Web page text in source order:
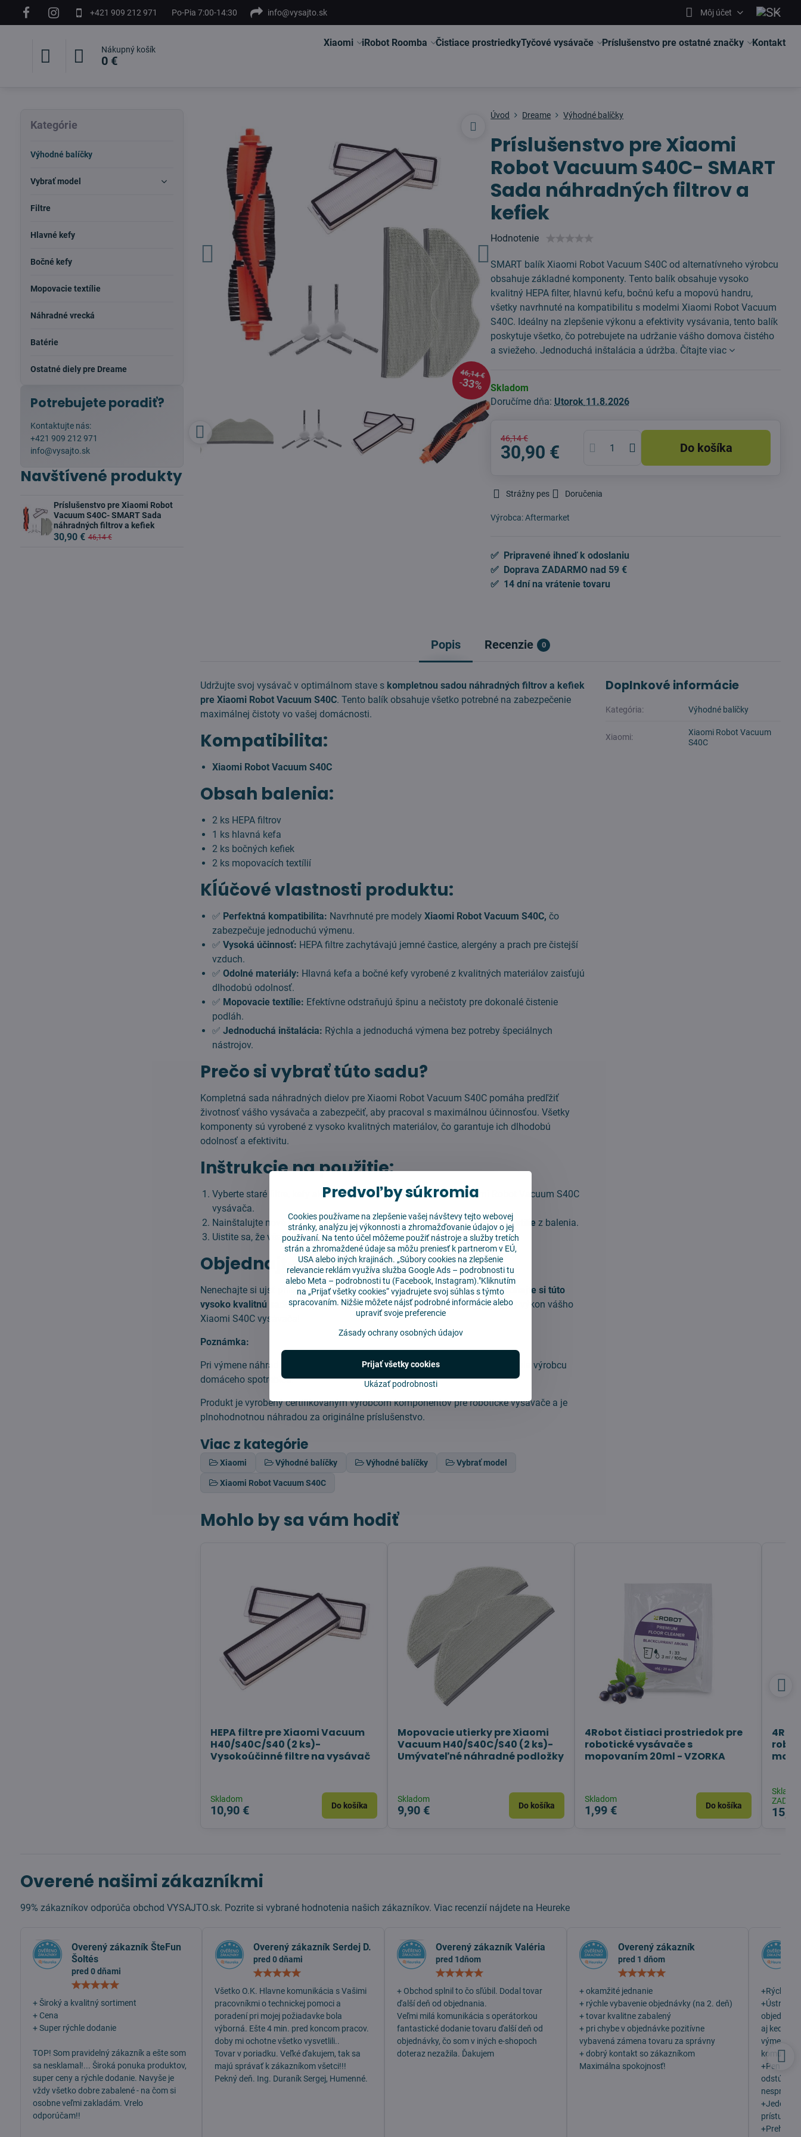
+421 909 212 971 Po-Pia 7:00-14:30 info@vysajto.sk Môj účet
Nákupný košík
0 €
Xiaomi iRobot Roomba Čistiace prostriedkyTyčové vysávače Príslušenstvo pre ostatné značky Kontakt
46,14 €
33%
Úvod Dreame Výhodné balíčky
Príslušenstvo pre Xiaomi
Robot Vacuum S40C- SMART
Sada náhradných filtrov a
kefiek
Hodnotenie
SMART balík Xiaomi Robot Vacuum S40C od alternatívneho výrobcu
obsahuje základné komponenty. Tento balík obsahuje vysoko
kvalitný HEPA filter, hlavnú kefu, bočnú kefu a mopovú handru,
všetky navrhnuté na kompatibilitu s modelmi Xiaomi Robot Vacuum
S40C. Ideálny na zlepšenie výkonu a efektivity vysávania, tento balík
poskytuje všetko, čo potrebujete na udržanie vášho domova čistého
a sviežeho. Jednoduchá inštalácia a údržba. Čítajte viac
Skladom
Doručíme dňa: Utorok 11.8.2026
46,14 €
30,90 € Do košíka
Strážny pes Doručenia
Výrobca:Aftermarket
✅ Pripravené ihneď k odoslaniu
✅ Doprava ZADARMO nad 59 €
✅ 14 dní na vrátenie tovaru
Popis Recenzie 0
Udržujte svoj vysávač v optimálnom stave s kompletnou sadou náhradných filtrov a kefiek
pre Xiaomi Robot Vacuum S40C. Tento balík obsahuje všetko potrebné na zabezpečenie
maximálnej čistoty vo vašej domácnosti.
Kompatibilita:
Xiaomi Robot Vacuum S40C
Obsah balenia:
2 ks HEPA filtrov
1 ks hlavná kefa
2 ks bočných kefiek
2 ks mopovacích textílií
Kĺúčové vlastnosti produktu:
✅ Perfektná kompatibilita: Navrhnuté pre modelyXiaomi Robot Vacuum S40C, čo
zabezpečuje jednoduchú výmenu.
✅Vysoká účinnosť: HEPA filtre zachytávajú jemné častice, alergény a prach pre čistejší
vzduch.
✅Odolné materiály: Hlavná kefa a bočné kefy vyrobené z kvalitných materiálov zaisťujú
dlhodobú odolnosť.
✅ Mopovacie textílie: Efektívne odstraňujú špinu a nečistoty pre dokonalé čistenie
podláh.
✅Jednoduchá inštalácia: Rýchla a jednoduchá výmena bez potreby špeciálnych
nástrojov.
Prečo si vybrať túto sadu?
Kompletná sada náhradných dielov pre Xiaomi Robot Vacuum S40C pomáha predľžiť
životnosť vášho vysávača a zabezpečiť, aby pracoval s maximálnou účinnosťou. Všetky
komponenty sú vyrobené z vysoko kvalitných materiálov, čo garantuje ich dlhodobú
odolnosť a efektivitu.
Inštrukcie na použitie:
Vyberte staré filtre, kefy alebo mopovacie textílie zo svojho Xiaomi Robot Vacuum S40C
vysávača.
Nainštalujte nové HEPA filtre, hlavnú kefu, bočné kefky a mopovacie textílie z balenia.
Uistite sa, že všetky komponenty sedia správne, a pokračujte v čistení.
Objednajte si ešte dnes!
Nenechajte si ujsť príležitosť na dokonalé čistenie vašej domácnosti.Objednajte si túto
vysoko kvalitnú sadu náhradných dielov ešte dnesa zabezpečte optimálny výkon vášho
Xiaomi S40C vysávača!
Poznámka:
Pri výmene náhradného alternatívneho dielu dodržiavajte návod a odporúčania výrobcu
domáceho spotrebiča.
Produkt je vyrobený certifikovaným výrobcom komponentov pre robotické vysávače a je
plnohodnotnou náhradou za originálne príslušenstvo.
Viac z kategórie
Xiaomi Výhodné balíčky Výhodné balíčky Vybrať model
Xiaomi Robot Vacuum S40C
Doplnkové informácie
Kategória: Výhodné balíčky
Xiaomi:
Xiaomi Robot Vacuum
S40C
Mohlo by sa vám hodiť
HEPA filtre pre Xiaomi Vacuum
H40/S40C/S40 (2 ks)-
Vysokoúčinné filtre na vysávač
Skladom
10,90 € Do košíka
Mopovacie utierky pre Xiaomi
Vacuum H40/S40C/S40 (2 ks)-
Umývateľné náhradné podložky
Skladom
9,90 € Do košíka
4Robot čistiaci prostriedok pre
robotické vysávače s
mopovaním 20ml - VZORKA
Skladom
1,99 € Do košíka
Kategórie
Výhodné balíčky
Vybrať model
Filtre
Hlavné kefy
Bočné kefy
Mopovacie textílie
Náhradné vrecká
Batérie
Ostatné diely pre Dreame
Potrebujete poradiť?
Kontaktujte nás:
+421 909 212 971
info@vysajto.sk
Navštívené produkty
Príslušenstvo pre Xiaomi Robot
Vacuum S40C- SMART Sada
náhradných filtrov a kefiek
30,90 € 46,14 €
Overené našimi zákazníkmi
99% zákazníkov odporúča obchod VYSAJTO.sk. Pozrite si vybrané hodnotenia našich zákazníkov. Viac recenzií nájdete na Heureke
Overený zákazník ŠteFun
Šoltés
pred 0 dňami
+ Široký a kvalitný sortiment
+ Cena
+ Super rýchle dodanie
TOP! Som pravidelný zákazník a ešte som
sa nesklamal!... Široká ponuka produktov,
super ceny a rýchle dodanie. Navyše je
vždy všetko dobre zabalené - na čom si
osobne veľmi zakladám. Vrelo
odporúčam!!
Overený zákazník Serdej D.
pred 0 dňami
/
5
Všetko O.K. Hlavne komunikácia s Vašimi
pracovníkmi o technickej pomoci a
poradení pri mojej požiadavke bola
výborná. Ešte 4 min. pred koncom pracov.
doby mi ochotne všetko vysvetlili..
Tovar v poriadku. Veľké ďakujem, tak sa
majú správať k zákazníkom všetci!!!
Pekný deň. Ing. Duraník Sergej, Humenné.
Overený zákazník Valéria
pred 1dňom
/
+ Obchod splnil to čo sľúbil. Dodal tovar
ďalší deň od objednania.
Veľmi milá komunikácia s operátorkou
fantastické dodanie tovaru ďalší deň od
objednávky, čo som v iných e-shopoch
doteraz nezažila. Ďakujem
Overený zákazník
pred 1 dňom
5
+ okamžité jednanie
+ rýchle vybavenie objednávky (na 2. deň)
+ tovar kvalitne zabalený
+ pri chybe v objednávke pozitívne
vybavená zámena tovaru za správny
+ dobrý kontakt so zákazníkom
Maximálna spokojnosť!
+Rýchlosť
objednala
aj keď
výmenu,
+Peniaze
odstúpení
+Jeden z
prístupu
Predvoľby súkromia
Cookies používame na zlepšenie vašej návštevy tejto webovej
stránky, analýzu jej výkonnosti a zhromažďovanie údajov o jej
používaní. Na tento účel môžeme použiť nástroje a služby tretích
strán a zhromaždené údaje sa môžu preniesť k partnerom v EÚ,
USA alebo iných krajinách. „Súbory cookies na zlepšenie
relevancie reklám využíva služba Google Ads – podrobnosti tu
alebo Meta – podrobnosti tu (Facebook, Instagram)."Kliknutím
na „Prijať všetky cookies“ vyjadrujete svoj súhlas s týmto
spracovaním. Nižšie môžete nájsť podrobné informácie alebo
upraviť svoje preferencie
Zásady ochrany osobných údajov
Ukázať podrobnosti
Prijať všetky cookies